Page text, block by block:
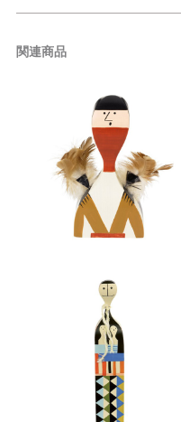
関連商品